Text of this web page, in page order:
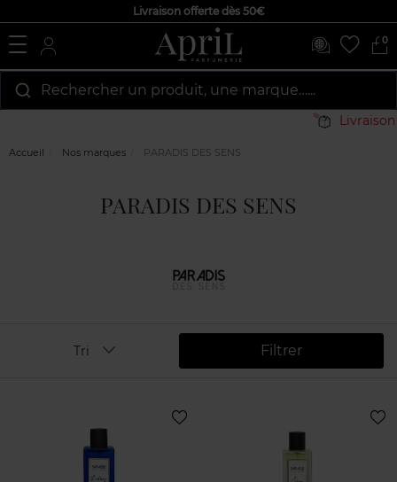
Livraison offerte dès 50€
0
Rechercher un produit, une marque…...
Accueil Nos marques PARADIS DES SENS
PARADIS DES SENS
Filtrer
Tri